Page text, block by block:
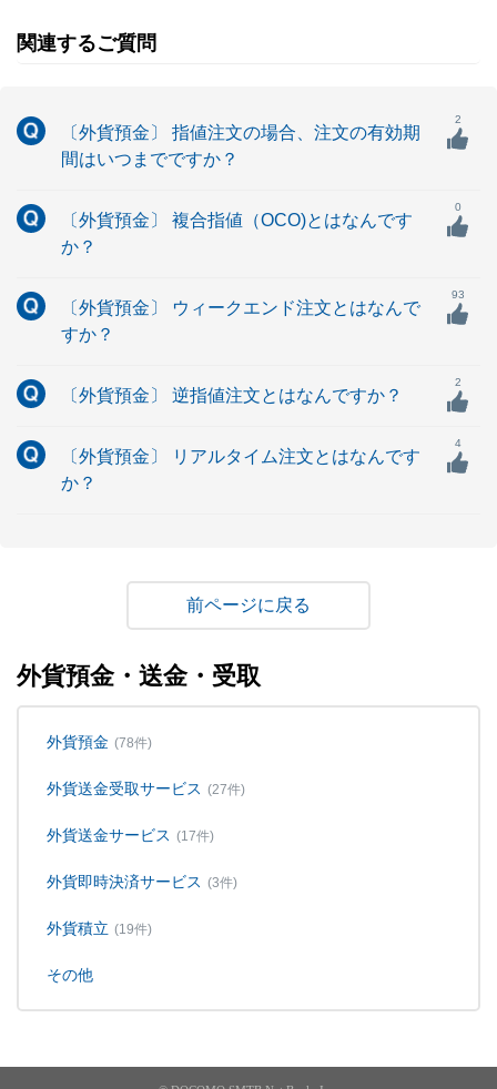
関連するご質問
〔外貨預金〕 指値注文の場合、注文の有効期
間はいつまでですか？
2
〔外貨預金〕 複合指値（OCO)とはなんです
か？
0
〔外貨預金〕 ウィークエンド注文とはなんで
すか？
93
〔外貨預金〕 逆指値注文とはなんですか？
2
〔外貨預金〕 リアルタイム注文とはなんです
か？
4
戻る
外貨預金・送金・受取
外貨預金 (78件)
外貨送金受取サービス (27件)
外貨送金サービス (17件)
外貨即時決済サービス (3件)
外貨積立 (19件)
その他